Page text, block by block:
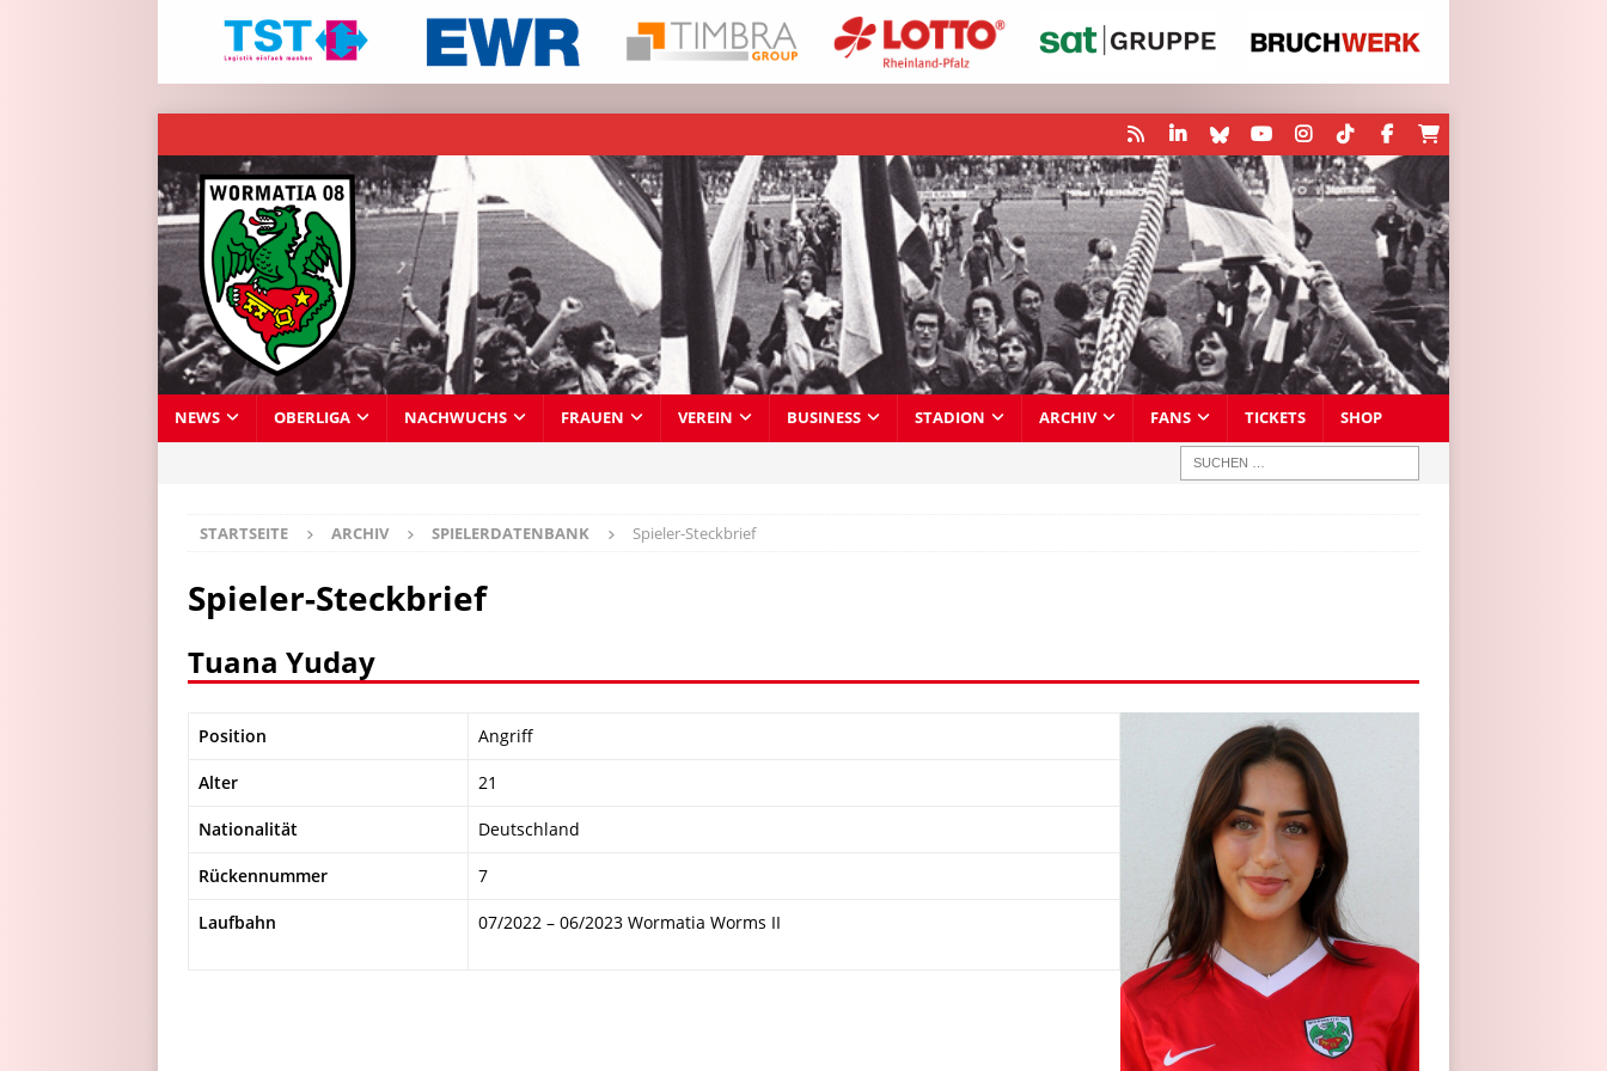
NEWS OBERLIGA NACHWUCHS FRAUEN VEREIN BUSINESS STADION ARCHIV FANS TICKETS SHOP
STARTSEITE ARCHIV SPIELERDATENBANK Spieler-Steckbrief
Spieler-Steckbrief
Tuana Yuday
Position Angriff
Alter 21
Nationalität Deutschland
Rückennummer 7
Laufbahn 07/2022 – 06/2023 Wormatia Worms II